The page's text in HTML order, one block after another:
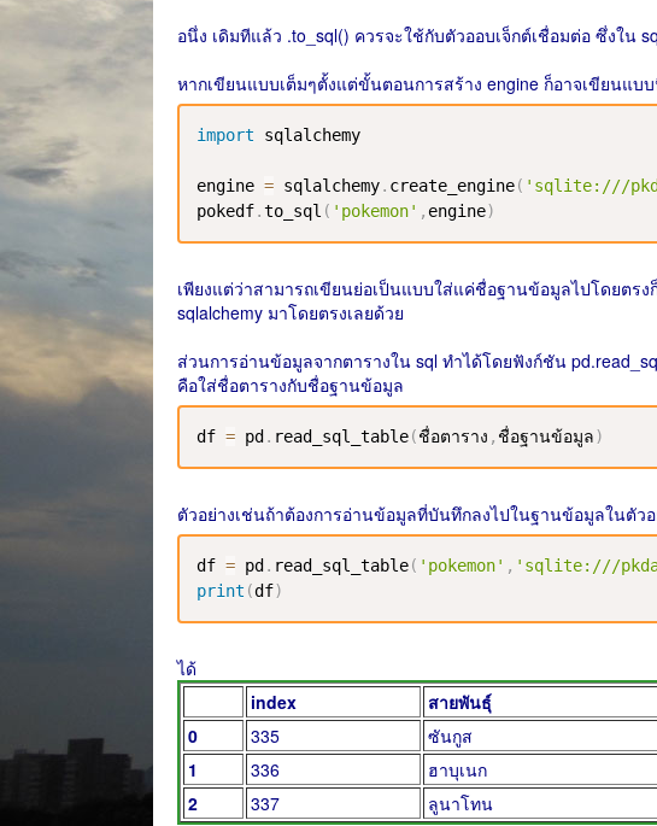
อนึ่ง เดิมทีแล้ว .to_sql() ควรจะใช้กับตัวออบเจ็กต์เชื่อมต่อ ซึ่งใน
หากเขียนแบบเต็มๆตั้งแต่ขั้นตอนการสร้าง engine ก็อาจเขียนแบ
import sqlalchemy
engine = sqlalchemy. create_engine( 'sqlite:///
pokedf.to_sql ( 'pokemon' , engine)
เพียงแต่ว่าสามารถเขียนย่อเป็นแบบใส่แค่ชื่อฐานข้อมูลไปโดยตร
sqlalchemy มาโดยตรงเลยด้วย
ส่วนการอ่านข้อมูลจากตารางใน sql ทำได้โดยฟังก์ชัน
คือใส่ชื่อตารางกับชื่อฐานข้อมูล
df = pd . read_sql_table(ชื่อตาราง , ชื่อฐานข้อมูล)
ตัวอย่างเช่นถ้าต้องการอ่านข้อมูลที่บันทึกลงไปในฐานข้อมูลในตัว
df = pd . read_sql_table( 'pokemon' , 'sqlite:///
print (df)
ได้
index
สายพันธุ์
0
335 ซันกูส
1
336 ฮาบุเนก
2
337 ลูนาโทน